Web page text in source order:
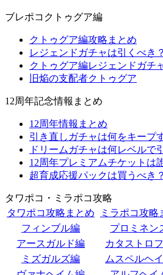
ブレポコクトゥグア編
クトゥグア編攻略まとめ
レジェンドガチャは引くべき？
クトゥグア編レジェンドガチ
旧焔の支配者クトゥグア
12周年記念情報まとめ
12周年情報まとめ
引き直しガチャは何をキープ
ドリームガチャは何レベルで
12周年プレミアムチケットは
超育成応援パックは買うべき？
タワポコ・ミラポコ攻略
タワポコ攻略まとめ
ミラポコ攻略
フィンブル編
プロミネン
アースガルド編
カタストロ
ミズガルズ編
ムスペルヘ